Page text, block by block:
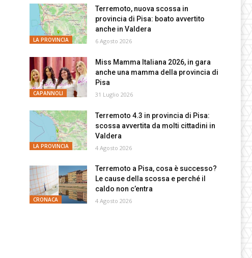
LA PROVINCIA
Terremoto, nuova scossa in
provincia di Pisa: boato avvertito
anche in Valdera
6 Agosto 2026
CAPANNOLI
Miss Mamma Italiana 2026, in gara
anche una mamma della provincia di
Pisa
31 Luglio 2026
LA PROVINCIA
Terremoto 4.3 in provincia di Pisa:
scossa avvertita da molti cittadini in
Valdera
4 Agosto 2026
CRONACA
Terremoto a Pisa, cosa è successo?
Le cause della scossa e perché il
caldo non c’entra
4 Agosto 2026